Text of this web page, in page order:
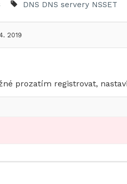
DNS DNS servery NSSET
2019
prozatím registrovat,